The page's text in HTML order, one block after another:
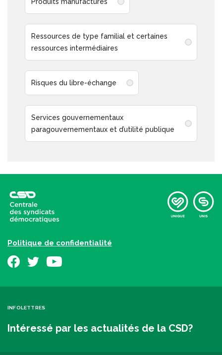
Ressources de type familial et certaines
ressources intermédiaires
Risques du libre-échange
Services gouvernementaux
paragouvernementaux et d’utilité publique
Politique de confidentialité
INFOLETTRES
Intéressé par les actualités de la CSD?